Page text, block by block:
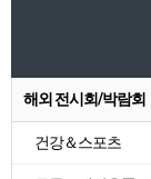
해외 전시회/박람회
건강＆스포츠